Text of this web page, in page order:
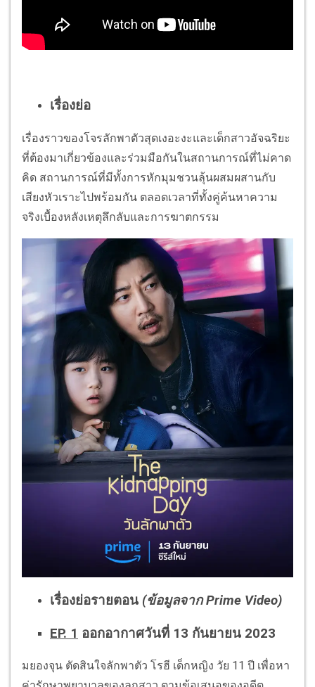
เรื่องย่อ
เรื่องราวของโจรลักพาตัวสุดเงอะงะและเด็กสาวอัจฉริยะ
ที่ต้องมาเกี่ยวข้องและร่วมมือกันในสถานการณ์ที่ไม่คาด
คิด สถานการณ์ที่มีทั้งการหักมุมชวนลุ้นผสมผสานกับ
เสียงหัวเราะไปพร้อมกัน ตลอดเวลาที่ทั้งคู่ค้นหาความ
จริงเบื้องหลังเหตุลึกลับและการฆาตกรรม
เรื่องย่อรายตอน (ข้อมูลจาก Prime Video)
EP. 1 ออกอากาศวันที่ 13 กันยายน 2023
มยองจุน ตัดสินใจลักพาตัว โรฮี เด็กหญิง วัย 11 ปี เพื่อหา